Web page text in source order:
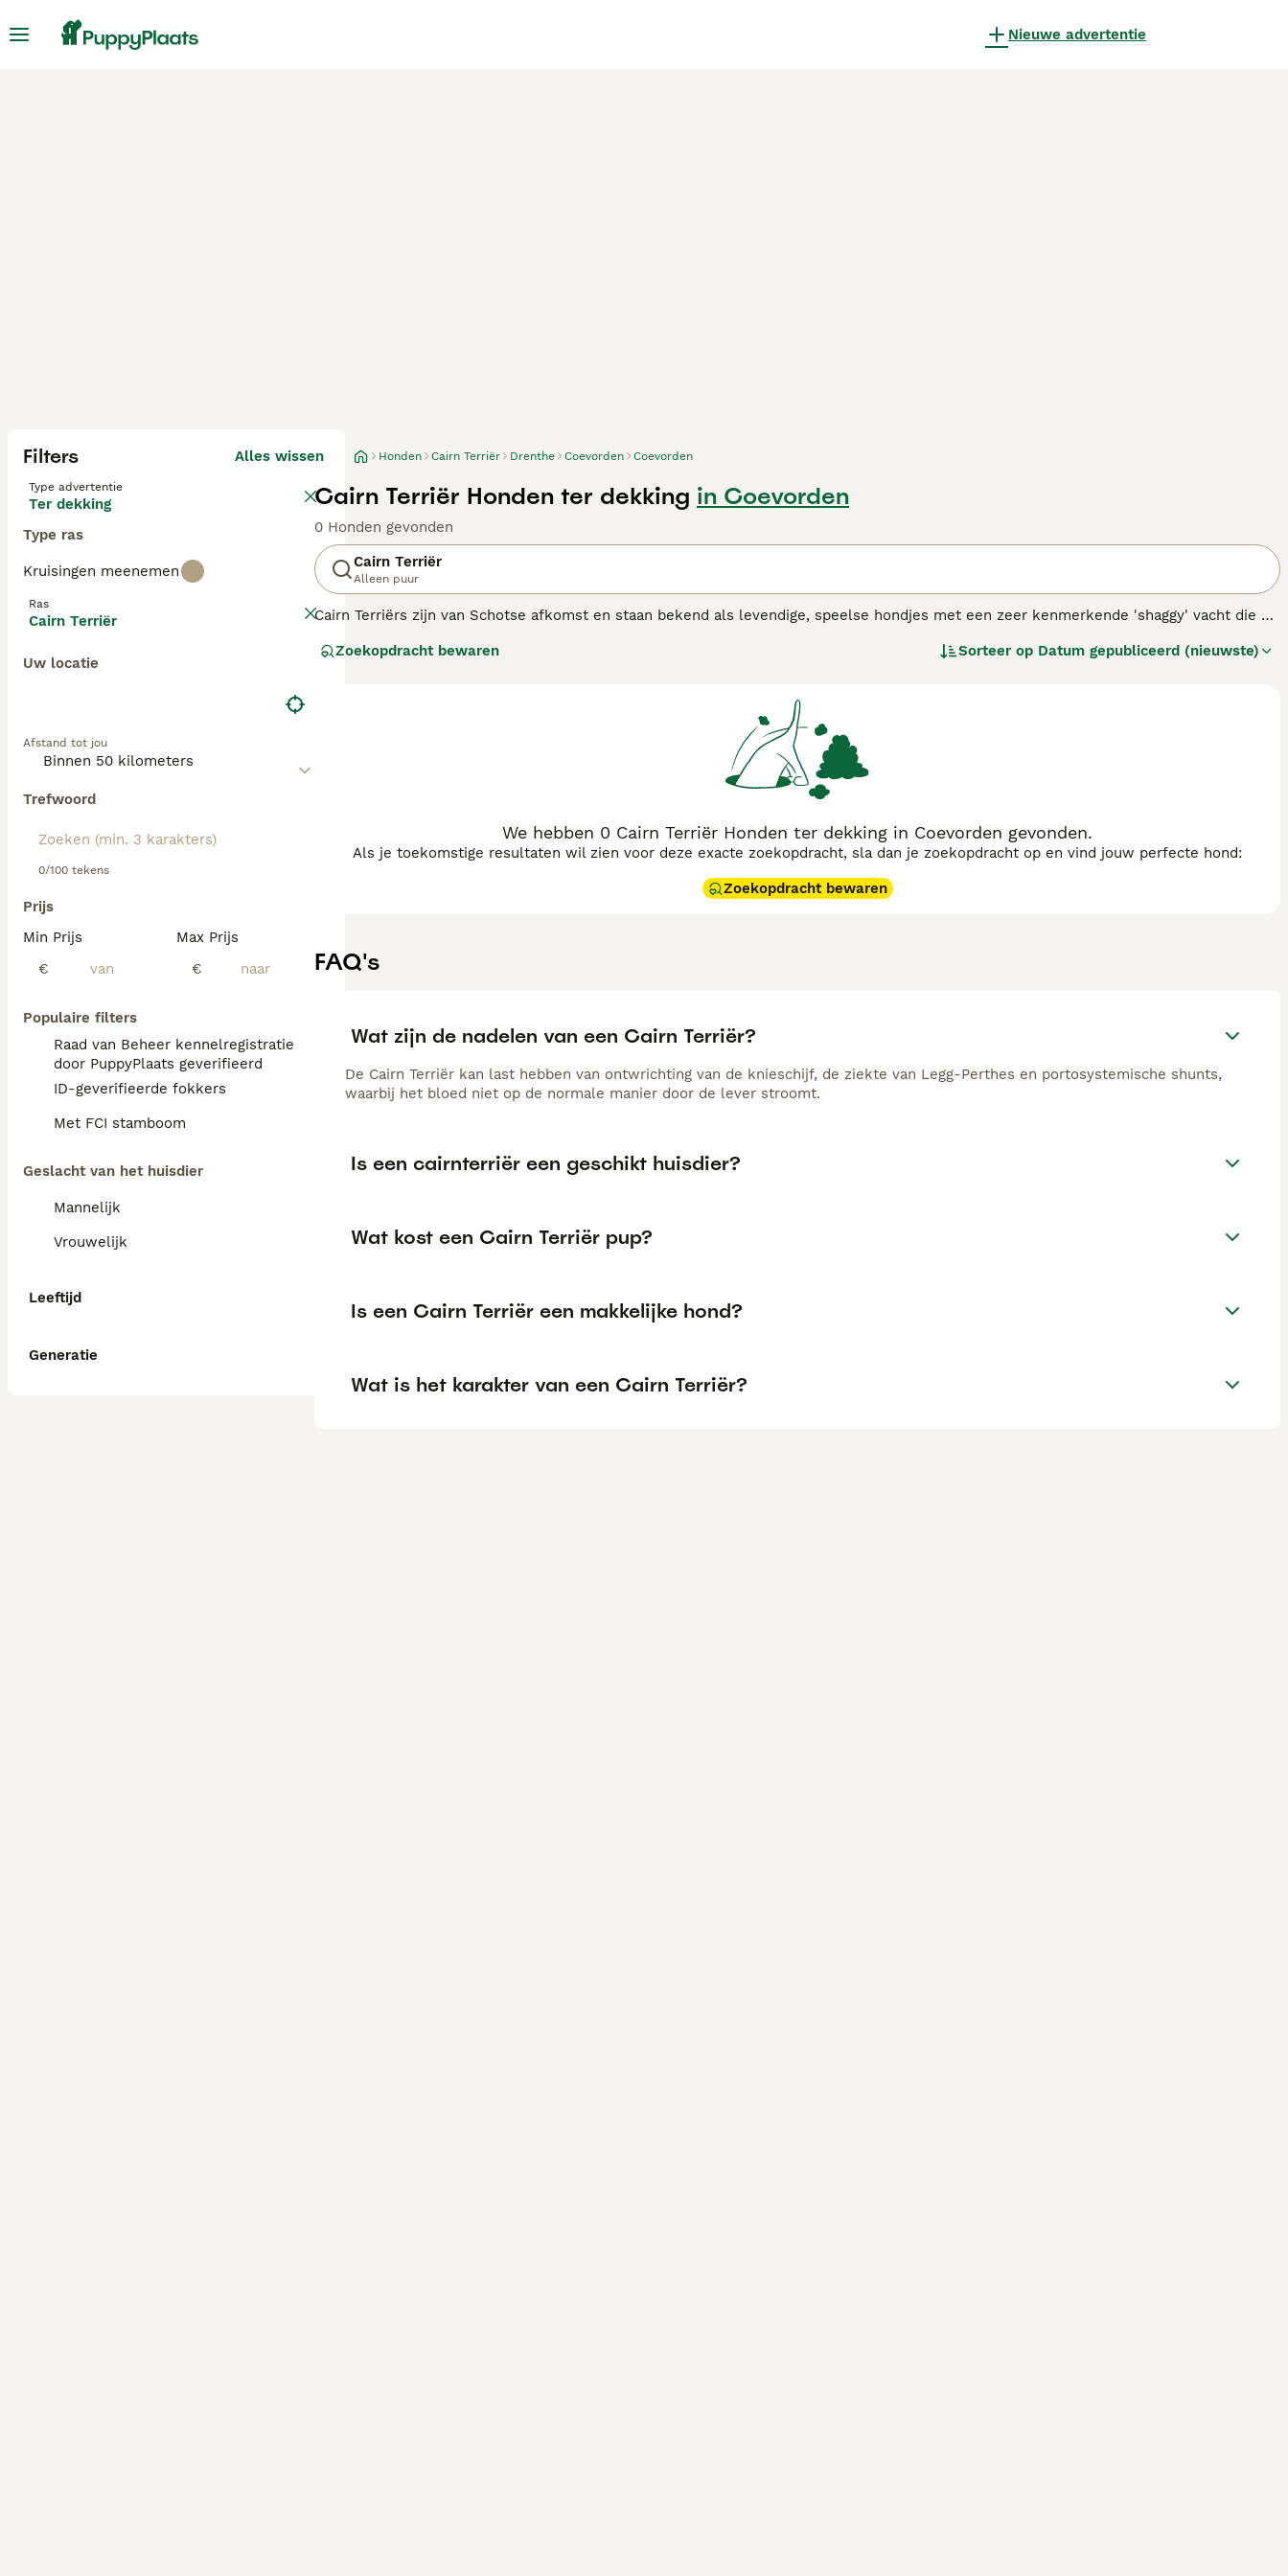
Nieuwe advertentie
Filters Alles wissen
Type advertentie
Ter dekking
Type ras
Kruisingen meenemen
Ras
Cairn Terriër
Uw locatie
Afstand tot jou
Trefwoord
0/100 tekens
Prijs
Min Prijs
€
Max Prijs
€
Populaire filters
Raad van Beheer kennelregistratie
door PuppyPlaats geverifieerd
ID-geverifieerde fokkers
Met FCI stamboom
Geslacht van het huisdier
Mannelijk
Vrouwelijk
Leeftijd
Generatie
Honden Cairn Terriër Drenthe Coevorden Coevorden
Cairn Terriër Honden ter dekking in Coevorden
0 Honden gevonden
Cairn Terriër
Alleen puur
Cairn Terriërs zijn van Schotse afkomst en staan bekend als levendige, speelse hondjes met een zeer kenmerkende 'shaggy' vacht die er
populair als gezinshond. Dit dankzij hun ondeugende uiterlijk en gehechtheid aan hun eigenaren.
Zoekopdracht bewaren Sorteer op Datum gepubliceerd (nieuwste)
We hebben 0 Cairn Terriër Honden ter dekking in Coevorden gevonden.
Als je toekomstige resultaten wil zien voor deze exacte zoekopdracht, sla dan je zoekopdracht op en vind jouw perfecte hond:
Zoekopdracht bewaren
FAQ's
Wat zijn de nadelen van een Cairn Terriër?
De Cairn Terriër kan last hebben van ontwrichting van de knieschijf, de ziekte van Legg-Perthes en portosystemische shunts,
waarbij het bloed niet op de normale manier door de lever stroomt.
Is een cairnterriër een geschikt huisdier?
Wat kost een Cairn Terriër pup?
Is een Cairn Terriër een makkelijke hond?
Wat is het karakter van een Cairn Terriër?